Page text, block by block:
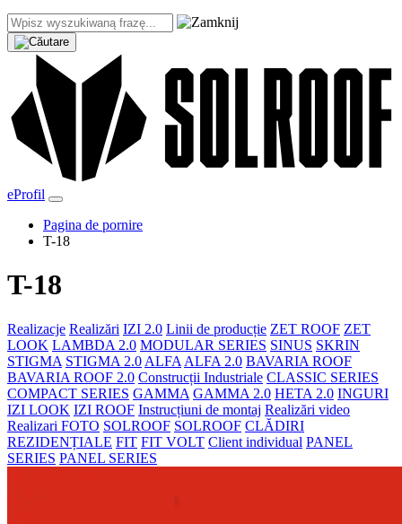
eProfil
Pagina de pornire
T-18
T-18
Realizacje Realizări IZI 2.0 Linii de producție ZET ROOF ZET
LOOK LAMBDA 2.0 MODULAR SERIES SINUS SKRIN
STIGMA STIGMA 2.0 ALFA ALFA 2.0 BAVARIA ROOF
BAVARIA ROOF 2.0 Construcții Industriale CLASSIC SERIES
COMPACT SERIES GAMMA GAMMA 2.0 HETA 2.0 INGURI
IZI LOOK IZI ROOF Instrucțiuni de montaj Realizări video
Realizari FOTO SOLROOF SOLROOF CLĂDIRI
REZIDENȚIALE FIT FIT VOLT Client individual PANEL
SERIES PANEL SERIES